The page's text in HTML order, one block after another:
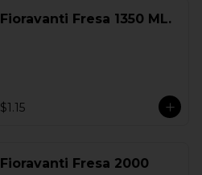
Fioravanti Fresa 1350 ML.
$1.15
Fioravanti Fresa 2000